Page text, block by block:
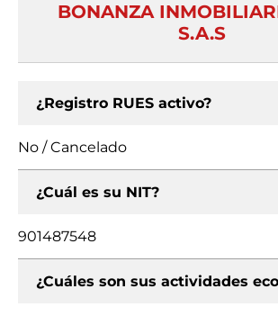
BONANZA
S.A.S
¿Registro RUES activo?
No / Cancelado
¿Cuál es su NIT?
901487548
¿Cuáles son sus actividades